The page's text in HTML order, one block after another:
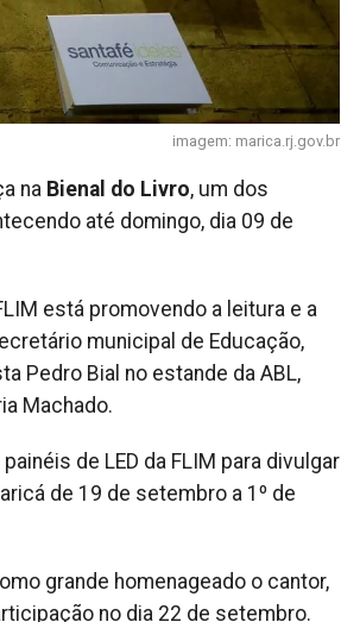
imagem: marica.rj.gov.br
na Bienal do Livro, um dos
até domingo, dia 09 de
está promovendo a leitura e a
municipal de Educação,
Pedro Bial no estande da ABL,
Machado.
de LED da FLIM para divulgar
de 19 de setembro a 1º de
grande homenageado o cantor,
no dia 22 de setembro.